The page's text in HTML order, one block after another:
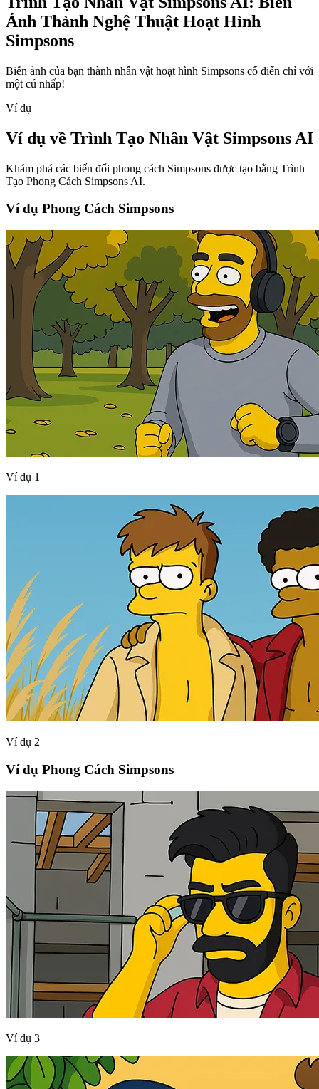
Ảnh Thành Nghệ Thuật Hoạt Hình
Simpsons
Biến ảnh của bạn thành nhân vật hoạt hình Simpsons cổ điển chỉ với
một cú nhấp!
Ví dụ
Ví dụ về Trình Tạo Nhân Vật Simpsons AI
Khám phá các biến đổi phong cách Simpsons được tạo bằng Trình
Tạo Phong Cách Simpsons AI.
Ví dụ Phong Cách Simpsons
Ví dụ 1
Ví dụ 2
Ví dụ Phong Cách Simpsons
Ví dụ 3